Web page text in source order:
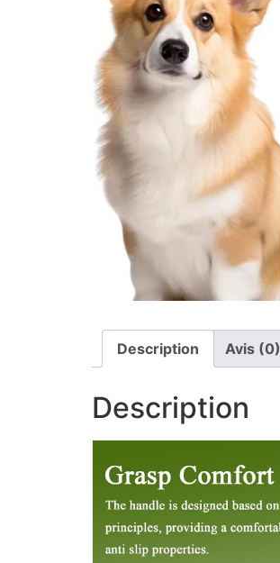
Description Avis (0)
Description